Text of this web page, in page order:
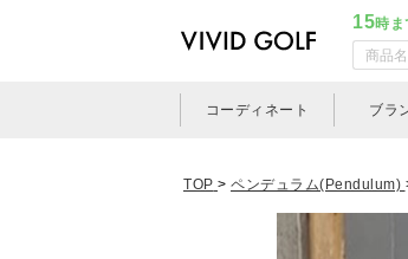
15時ま
コーディネート ブラ
TOP > ペンデュラム(Pendulum)